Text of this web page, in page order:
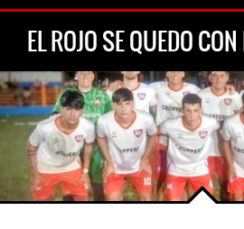
EL ROJO SE QUEDO